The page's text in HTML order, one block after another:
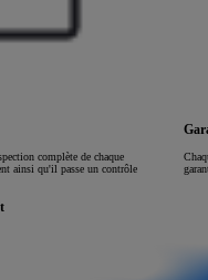
complète de chaque
ainsi qu'il passe un contrôle